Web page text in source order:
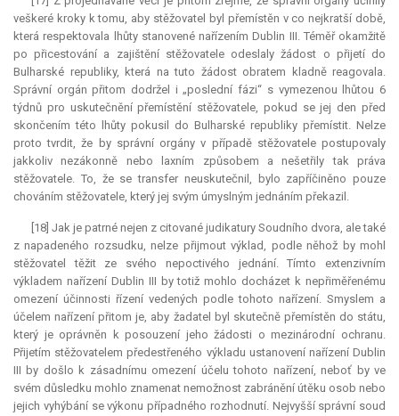
veškeré kroky k tomu, aby stěžovatel byl přemístěn v co nejkratší době,
která respektovala lhůty stanovené nařízením Dublin III. Téměř okamžitě
po přicestování a zajištění stěžovatele odeslaly žádost o přijetí do
Bulharské republiky, která na tuto žádost obratem kladně reagovala.
Správní orgán přitom dodržel i „poslední fázi“ s vymezenou lhůtou 6
týdnů pro uskutečnění přemístění stěžovatele, pokud se jej den před
skončením této lhůty pokusil do Bulharské republiky přemístit. Nelze
proto tvrdit, že by správní orgány v případě stěžovatele postupovaly
jakkoliv nezákonně nebo laxním způsobem a nešetřily tak práva
stěžovatele. To, že se transfer neuskutečnil, bylo zapříčiněno pouze
chováním stěžovatele, který jej svým úmyslným jednáním překazil.
[18] Jak je patrné nejen z citované judikatury Soudního dvora, ale také
z napadeného rozsudku, nelze přijmout výklad, podle něhož by mohl
stěžovatel těžit ze svého nepoctivého jednání. Tímto extenzivním
výkladem nařízení Dublin III by totiž mohlo docházet k nepřiměřenému
omezení účinnosti řízení vedených podle tohoto nařízení. Smyslem a
účelem nařízení přitom je, aby žadatel byl skutečně přemístěn do státu,
který je oprávněn k posouzení jeho žádosti o mezinárodní ochranu.
Přijetím stěžovatelem předestřeného výkladu ustanovení nařízení Dublin
III by došlo k zásadnímu omezení účelu tohoto nařízení, neboť by ve
svém důsledku mohlo znamenat nemožnost zabránění útěku osob nebo
jejich vyhýbání se výkonu případného rozhodnutí. Nejvyšší správní soud